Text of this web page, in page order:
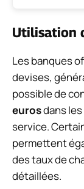
Utilisation
Les banques
devises,
possible de
eurosdans
service.
permettent
des taux de
détaillées.